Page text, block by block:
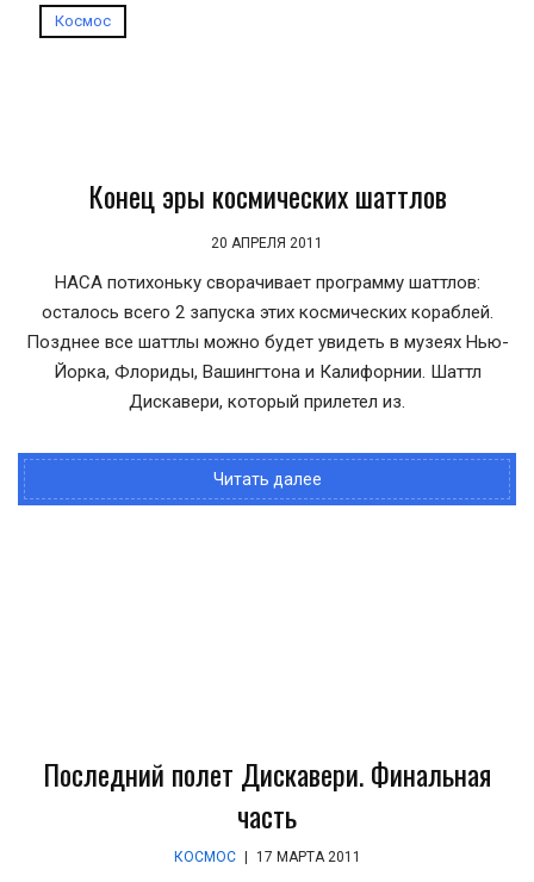
Космос
Конец эры космических шаттлов
20 АПРЕЛЯ 2011
НАСА потихоньку сворачивает программу шаттлов:
осталось всего 2 запуска этих космических кораблей.
Позднее все шаттлы можно будет увидеть в музеях Нью-
Йорка, Флориды, Вашингтона и Калифорнии. Шаттл
Дискавери, который прилетел из.
Читать далее
Последний полет Дискавери. Финальная
часть
КОСМОС 17 МАРТА 2011